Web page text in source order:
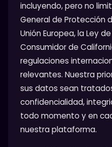
incluyendo, pero no
General de Protección
Unión Europea, la Ley
Consumidor de
regulaciones
relevantes. Nuestra
sus datos sean
confidencialidad,
todo momento y en
nuestra plataforma.